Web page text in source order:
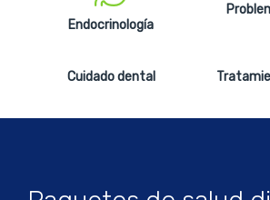
Endocrinología
Cuidado dental